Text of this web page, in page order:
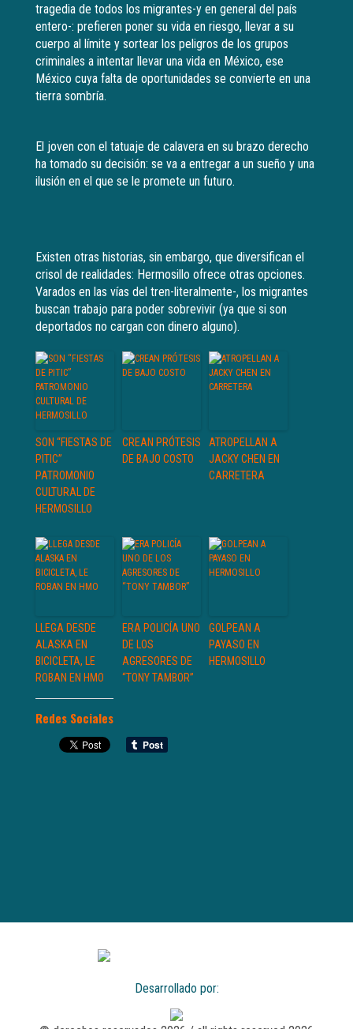
tragedia de todos los migrantes-y en general del país
entero-: prefieren poner su vida en riesgo, llevar a su
cuerpo al límite y sortear los peligros de los grupos
criminales a intentar llevar una vida en México, ese
México cuya falta de oportunidades se convierte en una
tierra sombría.
El joven con el tatuaje de calavera en su brazo derecho
ha tomado su decisión: se va a entregar a un sueño y una
ilusión en el que se le promete un futuro.
Existen otras historias, sin embargo, que diversifican el
crisol de realidades: Hermosillo ofrece otras opciones.
Varados en las vías del tren-literalmente-, los migrantes
buscan trabajo para poder sobrevivir (ya que si son
deportados no cargan con dinero alguno).
SON “FIESTAS DE
PITIC”
PATROMONIO
CULTURAL DE
HERMOSILLO
CREAN PRÓTESIS
DE BAJO COSTO
ATROPELLAN A
JACKY CHEN EN
CARRETERA
LLEGA DESDE
ALASKA EN
BICICLETA, LE
ROBAN EN HMO
ERA POLICÍA UNO
DE LOS
AGRESORES DE
“TONY TAMBOR”
GOLPEAN A
PAYASO EN
HERMOSILLO
Redes Sociales
Desarrollado por: